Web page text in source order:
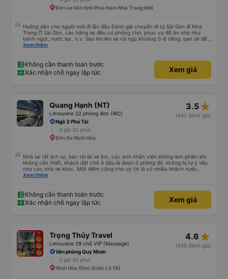
Bến xe liên tỉnh Phía Nam Nha Trang Mới
Hướng dẫn cho người mới đi lần đầu Đánh giá chuyến đi từ Sài Gòn đi Nha
Trang Ở Sài Gòn, các hãng xe đều có phòng chờ, phục vụ đồ ăn nhẹ như
bánh ngọt, nước lọc, v.v. Sau khi lên xe và ngủ khoảng 5-6 tiếng, bạn sẽ đến
Nha Trang. Ở Nha Trang, các hãng xe có dịch vụ đưa đón miễn phí, tuy
(nên dùng Google Translate và đưa cho họ đọc) để được hỗ trợ tìm xe đưa
đón. Bạn không nên tin những người mặc áo Grab mời bạn đi xe bên ngoài.
Nói về chất lượng xe thì tuyệt vời, xe được làm theo kiểu cabin với thiết kế
Google Dịch để giao tiếp với họ. Hy vọng bài đánh giá này sẽ giúp ích cho
bạn khi đi
Xem thêm
Không cần thanh toán trước
Xác nhận chỗ ngay lập tức
Xem giá
Quang Hạnh (NT)
Limousine 22 phòng đơn (WC)
3.5 star_rate
(442 đánh giá)
Ngã 3 Phú Tài
3 giờ 30 phút
Bến Xe Ninh Hòa
Nhà xe rất lịch sự, bác tài lái xe êm, các anh nhân viên không làm phiền khi
không cần thiết, khách đặt chỗ ở đâu là được ở phòng đó, không bị tự ý xếp
như các nhà xe khác. Một điểm cộng cho uy tín là có nhiều khách nước
Xem thêm
Không cần thanh toán trước
Xác nhận chỗ ngay lập tức
Xem giá
Trọng Thủy Travel
Limousine 29 chỗ VIP (Massage)
4.6 star_rate
(595 đánh giá)
Văn phòng Quy Nhơn
2 giờ 45 phút
Ninh Hòa (Dọc Quốc Lộ 1A)